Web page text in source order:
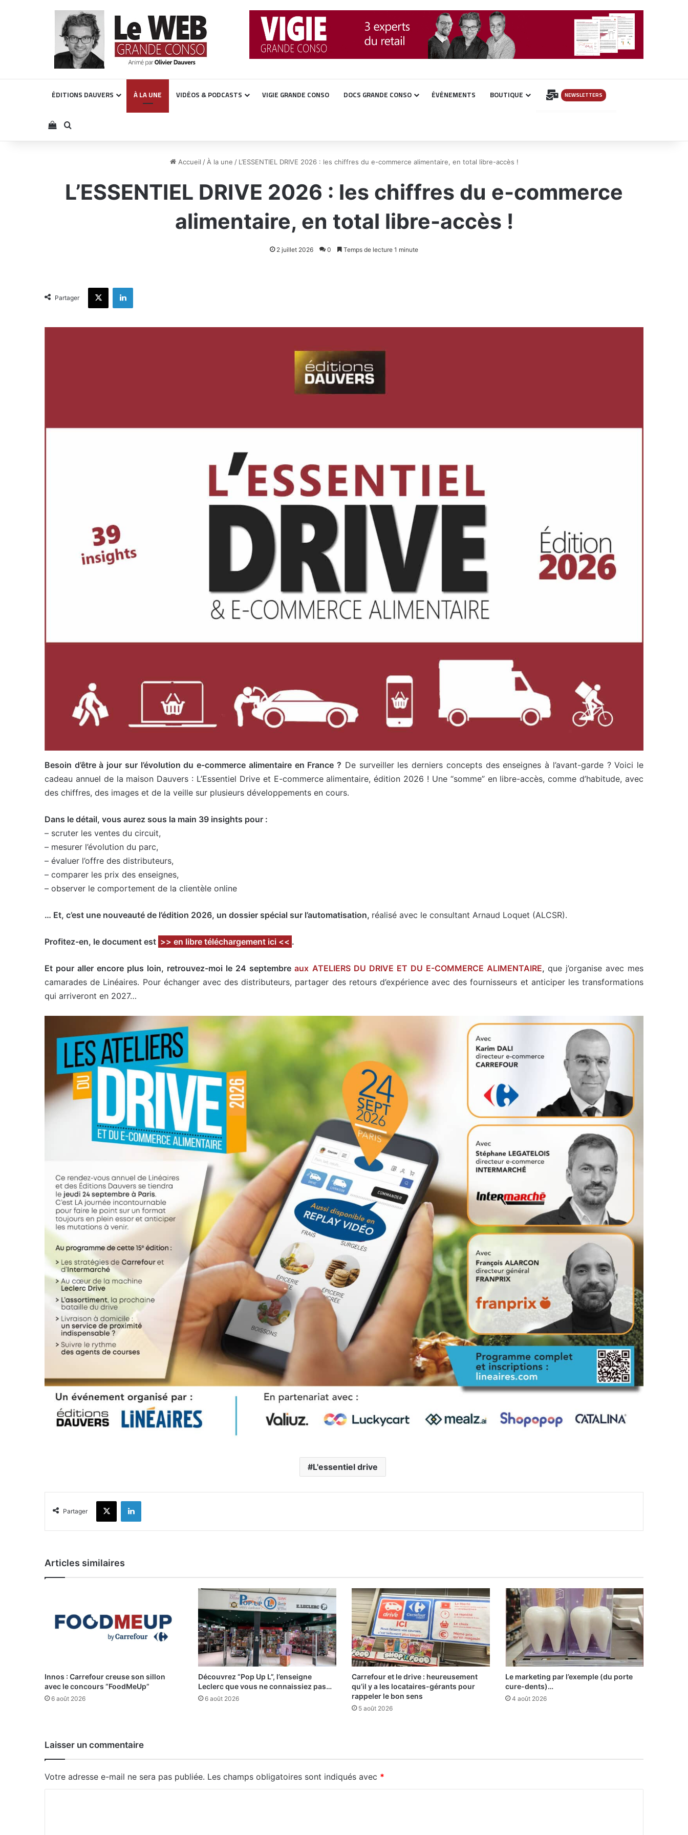
ÉDITIONS DAUVERS À LA UNE VIDÉOS & PODCASTS VIGIE GRANDE CONSO DOCS GRANDE CONSO ÉVÉNEMENTS BOUTIQUE INSCRIPTION
NEWSLETTERS
Voir votre panier
Rechercher
Accueil / À la une / L’ESSENTIEL DRIVE 2026 : les chiffres du e-commerce alimentaire, en total libre-accès !
L’ESSENTIEL DRIVE 2026 : les chiffres du e-commerce
alimentaire, en total libre-accès !
2 juillet 2026 0 Temps de lecture 1 minute
Partager
X Linkedin
Besoin d’être à jour sur l’évolution du e-commerce alimentaire en France ? De surveiller les derniers concepts des enseignes à l’avant-garde ? Voici le
cadeau annuel de la maison Dauvers : L’Essentiel Drive et E-commerce alimentaire, édition 2026 ! Une “somme” en libre-accès, comme d’habitude, avec
des chiffres, des images et de la veille sur plusieurs développements en cours.
Dans le détail, vous aurez sous la main 39 insights pour :
– scruter les ventes du circuit,
– mesurer l’évolution du parc,
– évaluer l’offre des distributeurs,
– comparer les prix des enseignes,
– observer le comportement de la clientèle online
… Et, c’est une nouveauté de l’édition 2026, un dossier spécial sur l’automatisation, réalisé avec le consultant Arnaud Loquet (ALCSR).
Profitez-en, le document est >> en libre téléchargement ici << .
Et pour aller encore plus loin, retrouvez-moi le 24 septembreaux ATELIERS DU DRIVE ET DU E-COMMERCE ALIMENTAIRE, que j’organise avec mes
camarades de Linéaires. Pour échanger avec des distributeurs, partager des retours d’expérience avec des fournisseurs et anticiper les transformations
qui arriveront en 2027…
L'essentiel drive
Partager
X Linkedin
Articles similaires
Innos : Carrefour creuse son sillon
avec le concours “FoodMeUp”
6 août 2026
Découvrez “Pop Up L”, l’enseigne
Leclerc que vous ne connaissiez pas…
6 août 2026
Carrefour et le drive : heureusement
qu’il y a les locataires-gérants pour
rappeler le bon sens
5 août 2026
Le marketing par l’exemple (du porte
cure-dents)…
4 août 2026
Laisser un commentaire
Votre adresse e-mail ne sera pas publiée. Les champs obligatoires sont indiqués avec *